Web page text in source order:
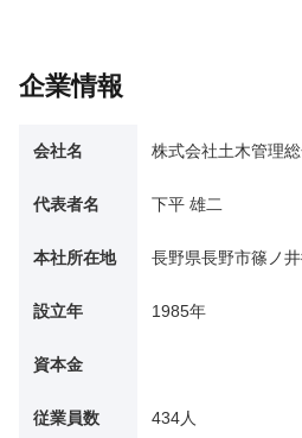
企業情報
会社名 株式会社土木管理
代表者名 下平 雄二
本社所在地 長野県長野市篠ノ
設立年 1985年
資本金
従業員数 434人